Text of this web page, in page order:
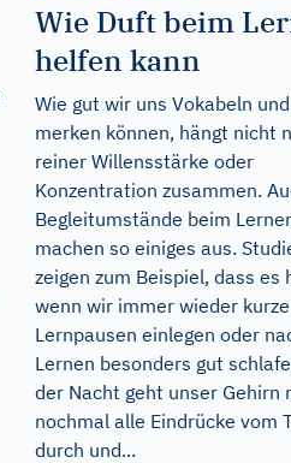
Wie Duft beim
helfen kann
Wie gut wir uns Vokabeln und
merken können, hängt nicht
reiner Willensstärke oder
Konzentration zusammen.
Begleitumstände beim
machen so einiges aus.
zeigen zum Beispiel, dass es
wenn wir immer wieder kurze
Lernpausen einlegen oder
Lernen besonders gut
der Nacht geht unser Gehirn
nochmal alle Eindrücke vom
durch und...